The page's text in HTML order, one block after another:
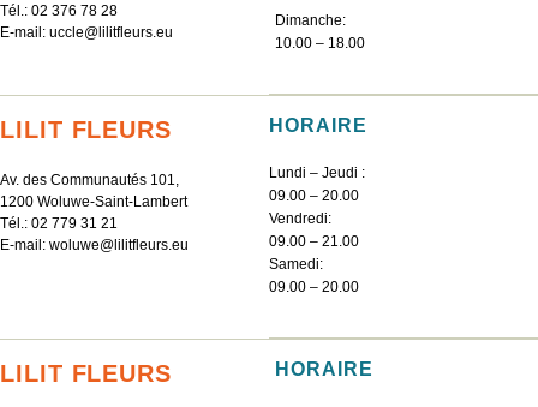
Tél.: 02 376 78 28
E-mail: uccle@lilitfleurs.eu
Dimanche:
10.00 – 18.00
LILIT FLEURS
Av. des Communautés 101,
1200 Woluwe-Saint-Lambert
Tél.: 02 779 31 21
E-mail: woluwe@lilitfleurs.eu
HORAIRE
Lundi – Jeudi :
09.00 – 20.00
Vendredi:
09.00 – 21.00
Samedi:
09.00 – 20.00
LILIT FLEURS HORAIRE